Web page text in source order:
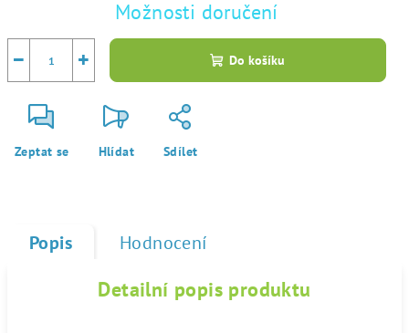
Možnosti doručení
+
− Do košíku
Zeptat se Hlídat Sdílet
Popis Hodnocení
Detailní popis produktu